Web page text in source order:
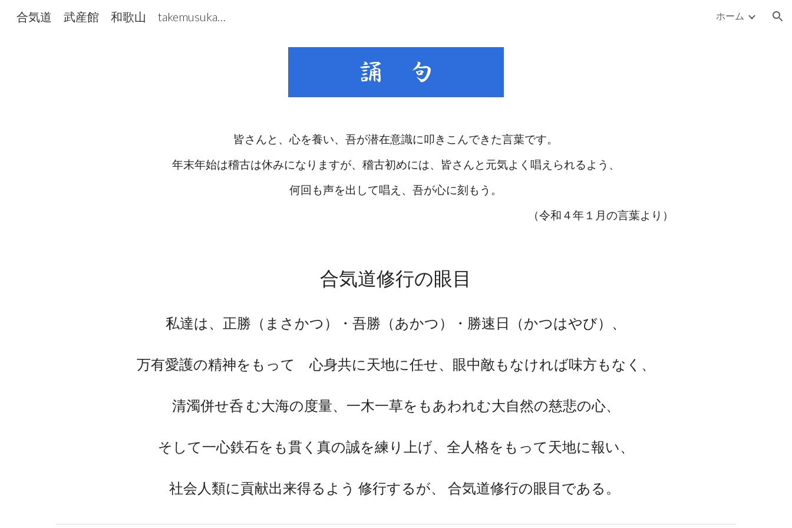
合気道 武産館 和歌山 takemusukan たけむすかん ホーム
皆さんと、心を養い、吾が潜在意識に叩きこんできた言葉です。
年末年始は稽古は休みになりますが、稽古初めには、皆さんと元気よく唱えられるよう、
何回も声を出して唱え、吾が心に刻もう。
（令和４年１月の言葉より）
合気道修行の眼目
私達は、正勝（まさかつ）・吾勝（あかつ）・勝速日（かつはやび）、
万有愛護の精神をもって 心身共に天地に任せ、眼中敵もなければ味方もなく、
清濁併せ呑 む大海の度量、一木一草をもあわれむ大自然の慈悲の心、
そして一心鉄石をも貫く真の誠を練り上げ、全人格をもって天地に報い、
社会人類に貢献出来得るよう 修行するが、 合気道修行の眼目である。